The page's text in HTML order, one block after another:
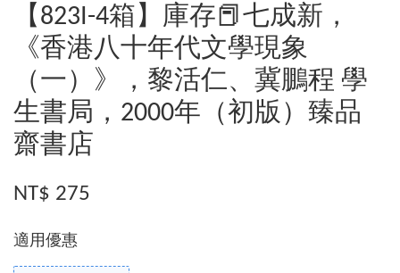
【823I-4箱】庫存📕七成新，
《香港八十年代文學現象
（一）》，黎活仁、冀鵬程 學
生書局，2000年（初版）臻品
齋書店
NT$ 275
適用優惠